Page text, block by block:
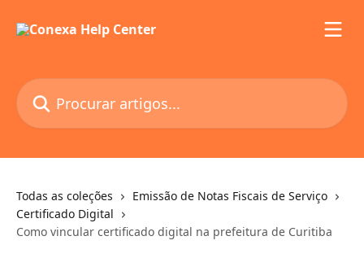
Procurar artigos...
Todas as coleções
Emissão de Notas Fiscais de Serviço
Certificado Digital
Como vincular certificado digital na prefeitura de Curitiba